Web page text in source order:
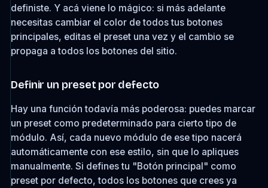
definiste. Y acá viene lo mágico: si más adelante
necesitas cambiar el color de todos tus botones
principales, editas el preset una vez y el cambio se
propaga a todos los botones del sitio.
Definir un preset por defecto
Hay una función todavía más poderosa: puedes marcar
un preset como predeterminado para cierto tipo de
módulo. Así, cada nuevo módulo de ese tipo nacerá
automáticamente con ese estilo, sin que lo apliques
manualmente. Si defines tu "Botón principal" como
preset por defecto, todos los botones que crees ya